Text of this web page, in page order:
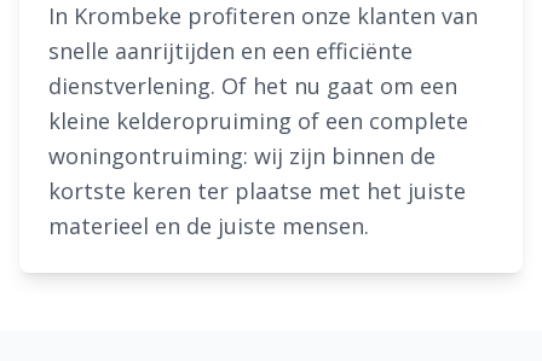
In Krombeke profiteren onze klanten van
snelle aanrijtijden en een efficiënte
dienstverlening. Of het nu gaat om een
kleine kelderopruiming of een complete
woningontruiming: wij zijn binnen de
kortste keren ter plaatse met het juiste
materieel en de juiste mensen.